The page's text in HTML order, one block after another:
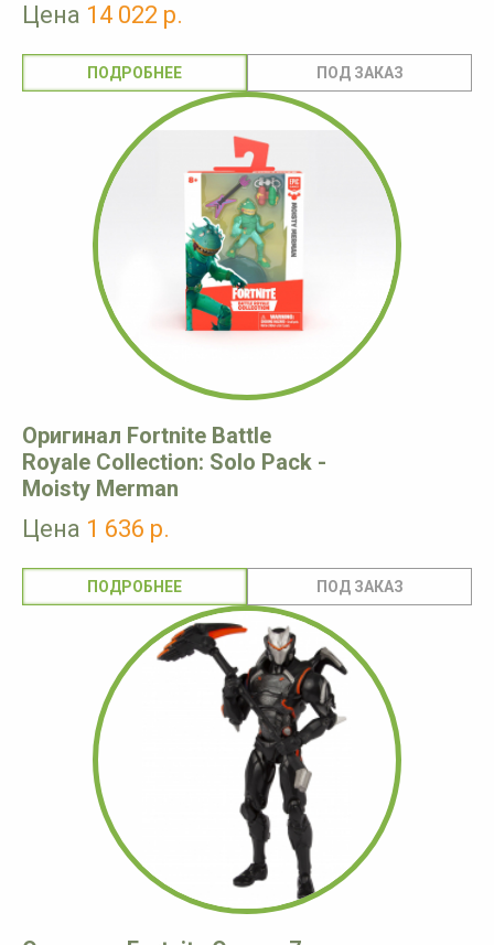
Цена 14 022 р.
ПОДРОБНЕЕ
Оригинал Fortnite Battle
Royale Collection: Solo Pack -
Moisty Merman
Цена 1 636 р.
ПОДРОБНЕЕ